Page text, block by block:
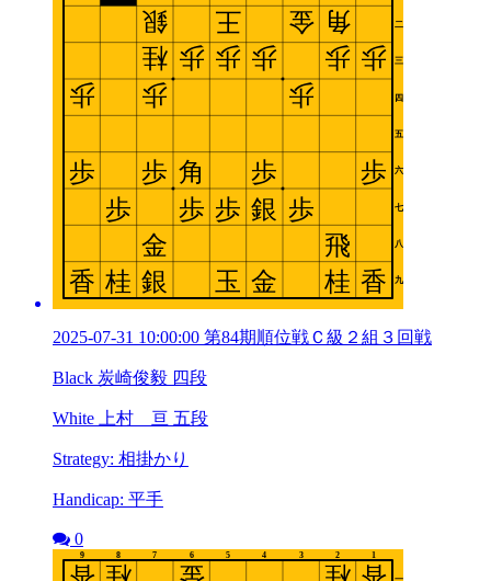
2025-07-31 10:00:00 第84期順位戦Ｃ級２組３回戦
Black 炭崎俊毅 四段
White 上村 亘 五段
Strategy: 相掛かり
Handicap: 平手
0